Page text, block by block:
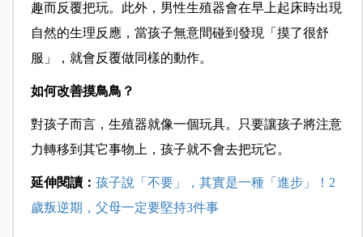
趣而反覆把玩。此外，男性生殖器會在早上起床時出現
自然的生理反應，當孩子無意間碰到發現「摸了很舒
服」，就會反覆做同樣的動作。
如何改善摸鳥鳥？
對孩子而言，生殖器就像一個玩具。只要讓孩子將注意
力轉移到其它事物上，孩子就不會去把玩它。
延伸閱讀： 孩子說「不要」，其實是一種「進步」！2
歲叛逆期，父母一定要堅持3件事